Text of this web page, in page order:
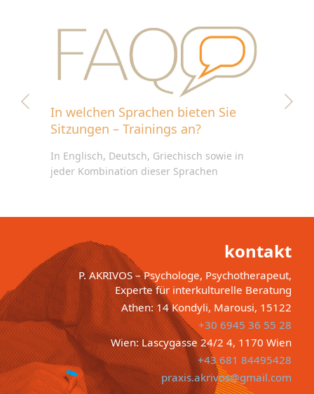
In welchen Sprachen bieten Sie
Sitzungen – Trainings an?
In Englisch, Deutsch, Griechisch sowie in
jeder Kombination dieser Sprachen
kontakt
P. AKRIVOS – Psychologe, Psychotherapeut,
Experte für interkulturelle Beratung
Athen: 14 Kondyli, Marousi, 15122
+30 6945 36 55 28
Wien: Lascygasse 24/2 4, 1170 Wien
+43 681 84495428
praxis.akrivos@gmail.com